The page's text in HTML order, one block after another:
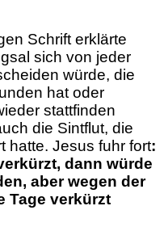
Schrift erklärte
sich von jeder
würde, die
hat oder
stattfinden
die Sintflut, die
hatte. Jesus fuhr fort:
dann würde
aber wegen der
Tage verkürzt